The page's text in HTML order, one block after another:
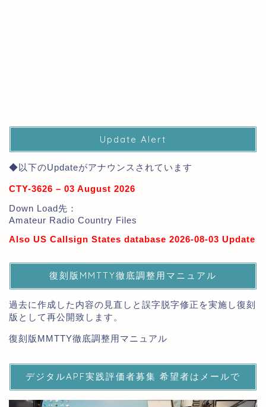
Update Alert
◆以下のUpdateがアナウンスされています
CTY-3626 – 03 August 2026
Down Load先：
Amateur Radio Country Files
Also US Callsign States database 2026-08-03 Update
復刻版MMTTY徹底調整用マニュアル
過去に作成した内容の見直しと誤字脱字修正を実施し復刻
版として再公開致します。
復刻版MMTTY徹底調整用マニュアル
デジタルAPF実践評価者募集 希望者はメールで